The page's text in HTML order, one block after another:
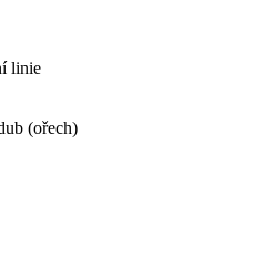
linie
(ořech)